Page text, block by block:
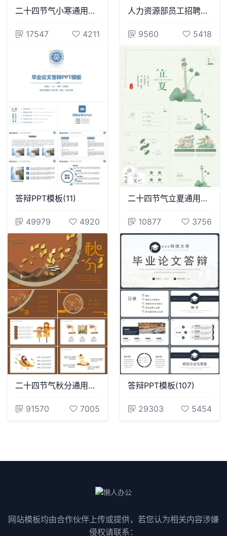
二十四节气小寒通用PPT模板(47)
17547 4211
人力资源部员工招聘实务通用PPT模板
9560 5418
答辩PPT模板(11)
49979 4920
二十四节气立夏通用PPT模板(20)
10877 3756
二十四节气秋分通用PPT模板(9)
91570 7005
答辩PPT模板(107)
29303 5454
网站模板均由合作伙伴上传或提供，若您认为相关内容涉嫌
侵权请联系：